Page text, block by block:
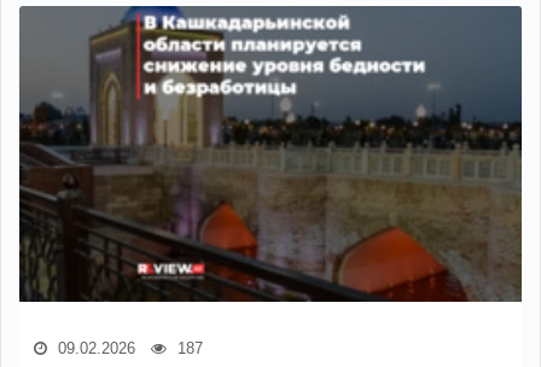
09.02.2026 187